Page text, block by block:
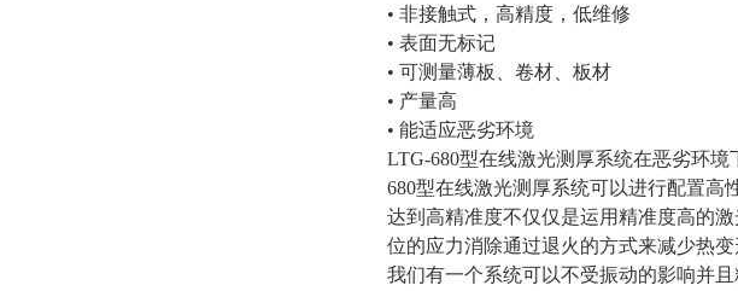
• 非接触式，高精度，低维修
• 表面无标记
• 可测量薄板、卷材、板材
• 产量高
• 能适应恶劣环境
LTG-680型在线激光测厚系统在恶劣环
680型在线激光测厚系统可以进行配置高
达到高精准度不仅仅是运用精准度高的
位的应力消除通过退火的方式来减少热
我们有一个系统可以不受振动的影响并